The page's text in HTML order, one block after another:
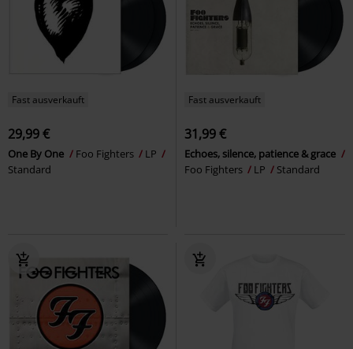
Fast ausverkauft
29,99 €
One By One Foo Fighters
LP
Standard
Fast ausverkauft
31,99 €
Echoes, silence, patience & grace
Foo Fighters
LP Standard